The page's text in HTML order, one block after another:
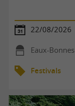
22/08/2026
Eaux-Bonnes
Festivals